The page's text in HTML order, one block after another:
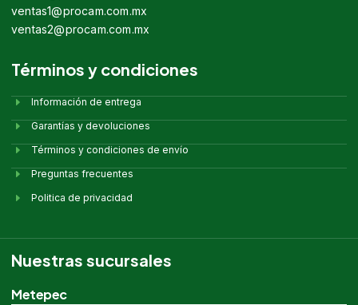
ventas1@procam.com.mx
ventas2@procam.com.mx
Términos y condiciones
Información de entrega
Garantías y devoluciones
Términos y condiciones de envío
Preguntas frecuentes
Politica de privacidad
Nuestras sucursales
Metepec